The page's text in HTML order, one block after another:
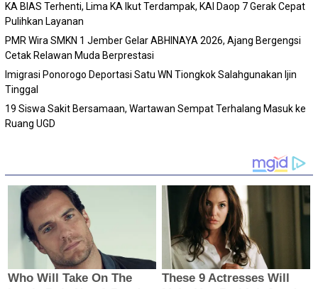
KA BIAS Terhenti, Lima KA Ikut Terdampak, KAI Daop 7 Gerak Cepat
Pulihkan Layanan
PMR Wira SMKN 1 Jember Gelar ABHINAYA 2026, Ajang Bergengsi
Cetak Relawan Muda Berprestasi
Imigrasi Ponorogo Deportasi Satu WN Tiongkok Salahgunakan Ijin
Tinggal
19 Siswa Sakit Bersamaan, Wartawan Sempat Terhalang Masuk ke
Ruang UGD